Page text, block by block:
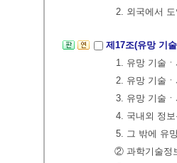
2. 외국에서
제17조(유망 기
1. 유망 기술
2. 유망 기술
3. 유망 기술
4. 국내외 정
5. 그 밖에 유
② 과학기술정